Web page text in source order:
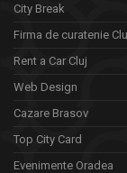
City Break
Firma de curatenie
Rent a Car Cluj
Web Design
Cazare Brasov
Top City Card
Evenimente Oradea